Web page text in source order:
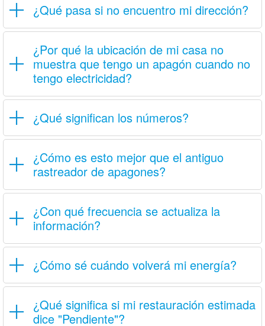
¿Qué pasa si no encuentro mi dirección?
¿Por qué la ubicación de mi casa no
muestra que tengo un apagón cuando no
tengo electricidad?
¿Qué significan los números?
¿Cómo es esto mejor que el antiguo
rastreador de apagones?
¿Con qué frecuencia se actualiza la
información?
¿Cómo sé cuándo volverá mi energía?
¿Qué significa si mi restauración estimada
dice "Pendiente"?